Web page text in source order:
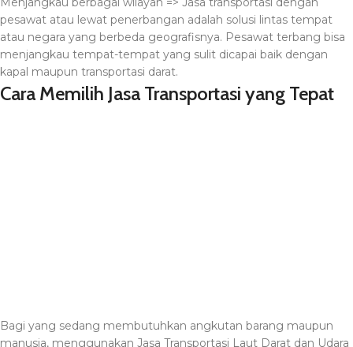
pesawat atau lewat penerbangan adalah solusi lintas tempat
atau negara yang berbeda geografisnya. Pesawat terbang bisa
menjangkau tempat-tempat yang sulit dicapai baik dengan
kapal maupun transportasi darat.
Cara Memilih Jasa Transportasi yang Tepat
Bagi yang sedang membutuhkan angkutan barang maupun
manusia, menggunakan Jasa Transportasi Laut Darat dan Udara